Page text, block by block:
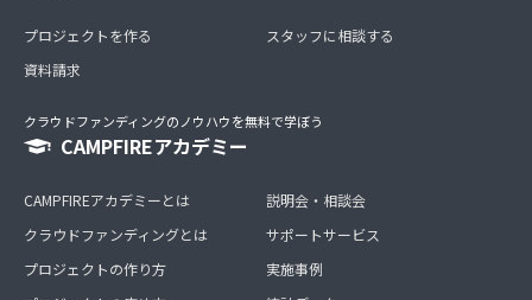
プロジェクトを作る
資料請求
スタッフに相談する
クラウドファンディングのノウハウを無料で学ぼう
CAMPFIREアカデミー
CAMPFIREアカデミーとは
クラウドファンディングとは
プロジェクトの作り方
説明会・相談会
サポートサービス
実施事例